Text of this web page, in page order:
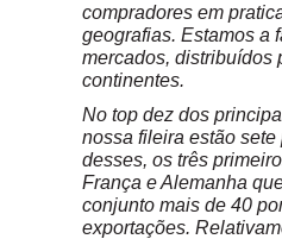
compradores em
geografias. Estamos a
mercados, distribuídos
continentes.
No top dez dos
nossa fileira estão
desses, os três
França e Alemanha
conjunto mais de 40
exportações.